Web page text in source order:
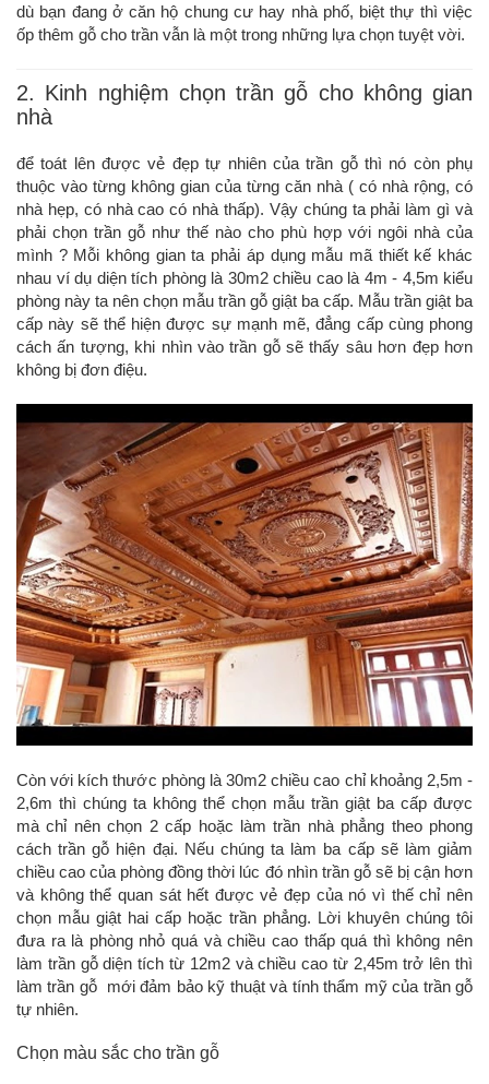
dù bạn đang ở căn hộ chung cư hay nhà phố, biệt thự thì việc
ốp thêm gỗ cho trần vẫn là một trong những lựa chọn tuyệt vời.
2. Kinh nghiệm chọn trần gỗ cho không gian
nhà
để toát lên được vẻ đẹp tự nhiên của trần gỗ thì nó còn phụ
thuộc vào từng không gian của từng căn nhà ( có nhà rộng, có
nhà hẹp, có nhà cao có nhà thấp). Vậy chúng ta phải làm gì và
phải chọn trần gỗ như thế nào cho phù hợp với ngôi nhà của
mình ? Mỗi không gian ta phải áp dụng mẫu mã thiết kế khác
nhau ví dụ diện tích phòng là 30m2 chiều cao là 4m - 4,5m kiểu
phòng này ta nên chọn mẫu trần gỗ giật ba cấp. Mẫu trần giật ba
cấp này sẽ thể hiện được sự mạnh mẽ, đẳng cấp cùng phong
cách ấn tượng, khi nhìn vào trần gỗ sẽ thấy sâu hơn đẹp hơn
không bị đơn điệu.
Còn với kích thước phòng là 30m2 chiều cao chỉ khoảng 2,5m -
2,6m thì chúng ta không thể chọn mẫu trần giật ba cấp được
mà chỉ nên chọn 2 cấp hoặc làm trần nhà phẳng theo phong
cách trần gỗ hiện đại. Nếu chúng ta làm ba cấp sẽ làm giảm
chiều cao của phòng đồng thời lúc đó nhìn trần gỗ sẽ bị cận hơn
và không thể quan sát hết được vẻ đẹp của nó vì thế chỉ nên
chọn mẫu giật hai cấp hoặc trần phẳng. Lời khuyên chúng tôi
đưa ra là phòng nhỏ quá và chiều cao thấp quá thì không nên
làm trần gỗ diện tích từ 12m2 và chiều cao từ 2,45m trở lên thì
làm trần gỗ mới đảm bảo kỹ thuật và tính thẩm mỹ của trần gỗ
tự nhiên.
Chọn màu sắc cho trần gỗ